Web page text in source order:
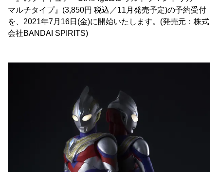
マルチタイプ』(3,850円 税込／11月発売予定)の予約受付
を、2021年7月16日(金)に開始いたします。(発売元：株式
会社BANDAI SPIRITS)